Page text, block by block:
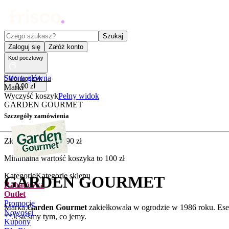
Czego szukasz?
Szukaj
Zaloguj się
Załóż konto
Kod pocztowy
Mój koszyk
0,00 zł
Wyczyść koszykPełny widok
Szczegóły zamówienia
Złóż zamówienie5 ,90 zł
Minimalna wartość koszyka to 100 zł
KategorieKategorie sklepu
Rabatówka
Outlet
Promocje
Nowości
Kupony
Strona główna
Marki
GARDEN GOURMET
GARDEN GOURMET
MarkaGarden Gourmet zakiełkowała w ogrodzie w 1986 roku.
**Jesteśmy tym, co jemy.